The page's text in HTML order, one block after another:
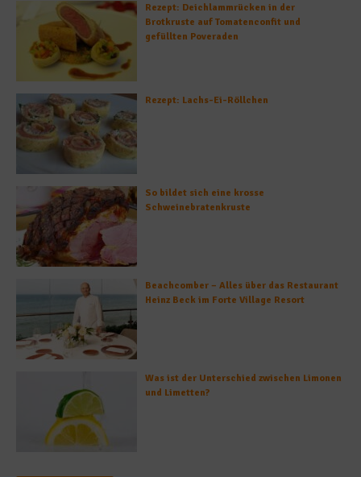
Rezept: Deichlammrücken in der
Brotkruste auf Tomatenconfit und
gefüllten Poveraden
Rezept: Lachs-Ei-Röllchen
So bildet sich eine krosse
Schweinebratenkruste
Beachcomber – Alles über das Restaurant
Heinz Beck im Forte Village Resort
Was ist der Unterschied zwischen Limonen
und Limetten?